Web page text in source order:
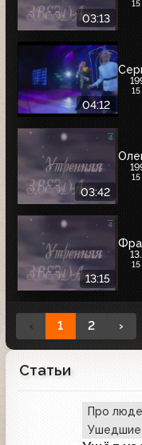
03:13
04:12
03:42
13:15
‹ 1 2 ›
Статьи
Про
Ушедшие